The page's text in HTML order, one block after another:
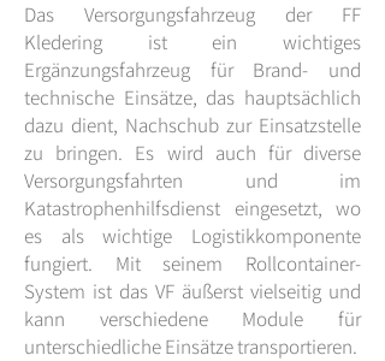
Das Versorgungsfahrzeug der FF
Kledering ist ein wichtiges
Ergänzungsfahrzeug für Brand- und
technische Einsätze, das hauptsächlich
dazu dient, Nachschub zur Einsatzstelle
zu bringen. Es wird auch für diverse
Versorgungsfahrten und im
Katastrophenhilfsdienst eingesetzt, wo
es als wichtige Logistikkomponente
fungiert. Mit seinem Rollcontainer-
System ist das VF äußerst vielseitig und
kann verschiedene Module für
unterschiedliche Einsätze transportieren.